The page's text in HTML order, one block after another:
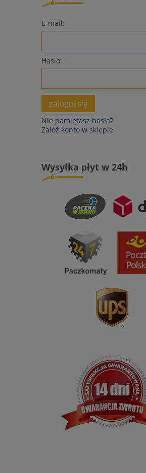
E-mail:
Hasło:
zaloguj się
Nie pamiętasz hasła?
Załóż konto w sklepie
Wysyłka płyt w 24h